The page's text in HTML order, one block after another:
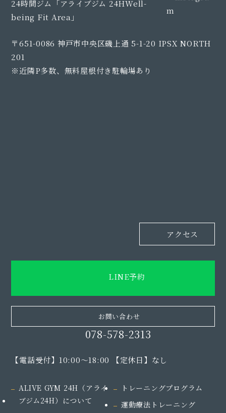
〒651-0086 神戸市中央区磯上通 5-1-20 IPSX NORTH
201
※近隣P多数、無料屋根付き駐輪場あり
アクセス
LINE予約
お問い合わせ
078-578-2313
【電話受付】10:00～18:00 【定休日】なし
ALIVE GYM 24H（アライ
ブジム24H） について
トレーニングプログラム
運動療法トレーニング